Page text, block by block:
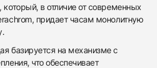
в отличие от современных
придает часам монолитную
базируется на механизме с
что обеспечивает